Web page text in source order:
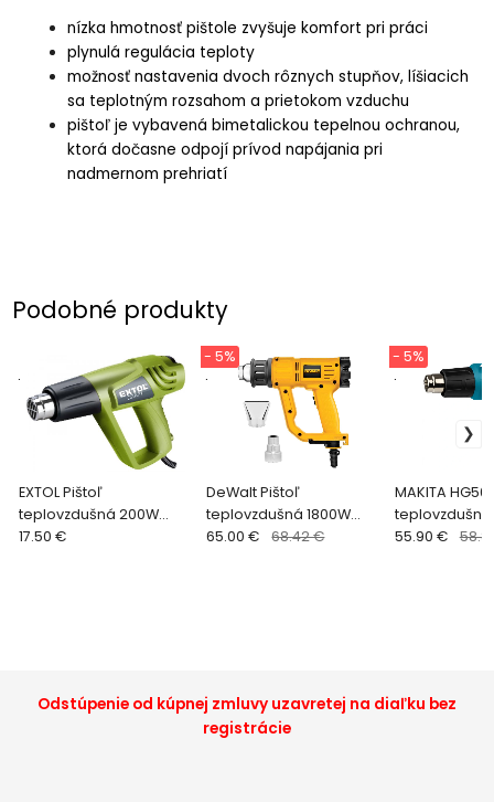
nízka hmotnosť pištole zvyšuje komfort pri práci
plynulá regulácia teploty
možnosť nastavenia dvoch rôznych stupňov, líšiacich
sa teplotným rozsahom a prietokom vzduchu
pištoľ je vybavená bimetalickou tepelnou ochranou,
ktorá dočasne odpojí prívod napájania pri
nadmernom prehriatí
Podobné produkty
EXTOL Pištoľ
teplovzdušná 200W
411013
.
17.50 €
DeWalt Pištoľ
teplovzdušná 1800W
D26411
.
- 5%
65.00 € 68.42 €
MAKITA
teplovzdušná
.
- 5%
55.90 €
Odstúpenie od kúpnej zmluvy uzavretej na diaľku bez
registrácie